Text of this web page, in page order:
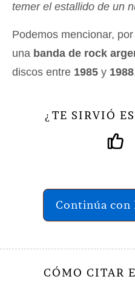
temer el estallido de un
Podemos mencionar,
una banda de rock
discos entre 1985 y 1988
¿ TE SIRVIÓ
Continúa
CÓMO CITAR